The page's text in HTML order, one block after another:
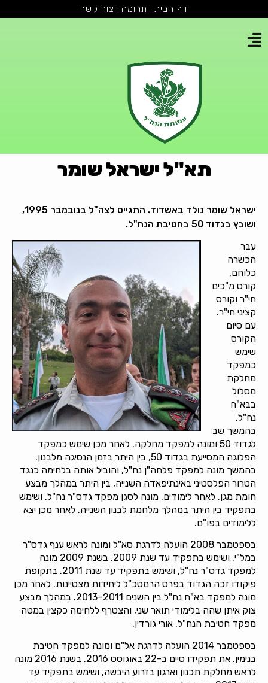
דף הבית תרומה צור קשר
תא"ל ישראל שומר
ישראל שומר נולד באשדוד. התגייס לצה"ל בנובמבר 1995,
ושובץ בגדוד 50 בחטיבת הנח"ל.
עבר
הכשרה
כלוחם,
קורס מ"כים
חי"ר וקורס
קציני חי"ר.
עם סיום
הקורס
שימש
כמפקד
מחלקת
מסלול
בבא"ח
נח"ל.
בהמשך שב
לגדוד 50 ומונה למפקד מחלקה. לאחר מכן שימש כמפקד
הפלוגה המסייעת בגדוד 50, בין היתר בזמן הנסיגה מלבנון.
בהמשך מונה למפקד פלחה"ן נח"ל, והוביל אותה בלחימה כנגד
הטרור הפלסטיני באינתיפאדה השנייה, בין היתר במהלך מבצע
חומת מגן. לאחר לימודים, מונה לסגן מפקד גדס"ר נח"ל, ושימש
בתפקיד בין היתר במהלך מלחמת לבנון השנייה. לאחר מכן יצא
ללימודים בפו"ם.
בספטמבר 2008 הועלה לדרגת סא"ל ומונה לראש ענף גדס"ר
במל"י, ושימש בתפקיד עד שנת 2009. בשנת 2009 מונה
למפקד גדס"ר נח"ל, ושימש בתפקיד עד שנת 2011. בתקופת
פיקודו זכה הגדוד בפרס הרמטכ"ל ליחידות מצטיינות. לאחר מכן
מונה למפקד בא"ח נח"ל בין השנים 2011–2013. במהלך מבצע
צוק איתן שהה בלימודי תואר שני, והצטרף ללחימה כקצין במטה
מפקד חטיבת הנח"ל, אורי גורדין.
בספטמבר 2014 הועלה לדרגת אל"ם ומונה למפקד חטיבת
בנימין. את תפקידו סיים ב-22 באוגוסט 2016. בשנת 2016 מונה
לראש מחלקת תכנון וארגון בזרוע היבשה, ושימש בתפקיד עד